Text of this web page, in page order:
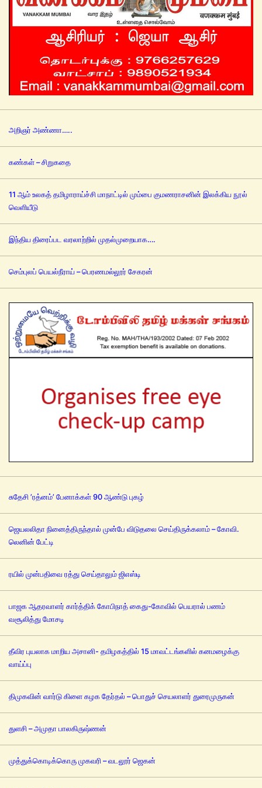
அறிஞர் அண்ணா…..
கண்கள் – சிறுகதை
11 ஆம் உலகத் தமிழாராய்ச்சி மாநாட்டில் மும்பை குமணராசனின் இலக்கிய நூல்
வெளியீடு
இந்திய திரைப்பட வரலாற்றில் முதல்முறையாக….
செம்புலப் பெயல்நீராய் – பெரணமல்லூர் சேகரன்
சுதேசி ’ரத்னம்’ பேனாக்கள் 90 ஆண்டு புகழ்
ஜெயலலிதா நினைத்திருந்தால் முன்பே விடுதலை செய்திருக்கலாம் – கோவி.
லெனின் பேட்டி
ரயில் முன்பதிவை ரத்து செய்தாலும் ஜிஎஸ்டி
பாஜக ஆதரவாளர் கார்த்திக் கோபிநாத் கைது-கோவில் பெயரால் பணம்
வசூலித்து மோசடி
தீவிர புயலாக மாறிய அசானி- தமிழகத்தில் 15 மாவட்டங்களில் கனமழைக்கு
வாய்ப்பு
திமுகவின் வார்டு கிளை கழக தேர்தல் – பொதுச் செயலாளர் துரைமுருகன்
துளசி – அமுதா பாலகிருஷ்ணன்
முத்துக்கொடிக்கொரு முகவரி – வடலூர் ஜெகன்